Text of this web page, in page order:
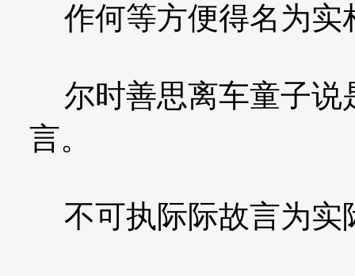
作何等方便得名为实
尔时善思离车童子说
言。
不可执际际故言为实